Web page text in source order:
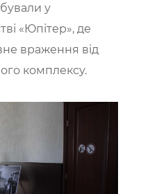
у
«Юпітер», де
враження від
комплексу.